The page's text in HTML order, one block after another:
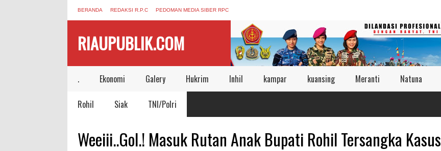
BERANDA REDAKSI R.P.C PEDOMAN MEDIA SIBER RPC
RIAUPUBLIK.COM
. Ekonomi Galery Hukrim Inhil kampar kuansing Meranti Natuna
Rohil Siak TNI/Polri
Weeiii..Gol.! Masuk Rutan Anak Bupati Rohil Tersangka Kasus